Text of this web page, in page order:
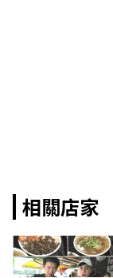
相關店家